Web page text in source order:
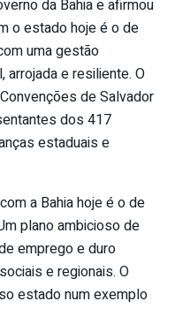
da Bahia e afirmou
o estado hoje é o de
uma gestão
arrojada e resiliente. O
de Salvador
dos 417
estaduais e
a Bahia hoje é o de
plano ambicioso de
emprego e duro
e regionais. O
estado num exemplo